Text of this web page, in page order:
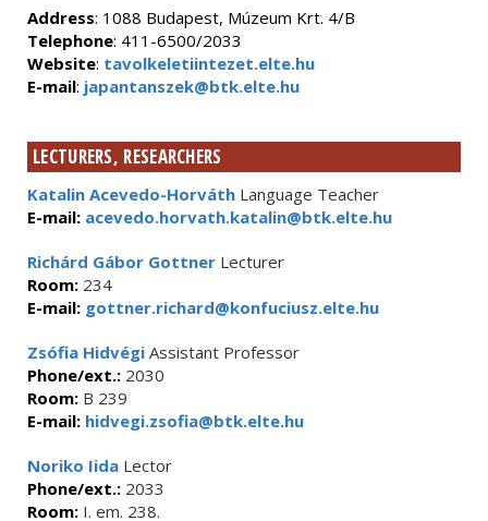
Address: 1088 Budapest, Múzeum Krt. 4/B
Telephone: 411-6500/2033
Website: tavolkeletiintezet.elte.hu
E-mail: japantanszek@btk.elte.hu
LECTURERS, RESEARCHERS
Katalin Acevedo-Horváth Language Teacher
E-mail: acevedo.horvath.katalin@btk.elte.hu
Richárd Gábor Gottner Lecturer
Room: 234
E-mail: gottner.richard@konfuciusz.elte.hu
Zsófia Hidvégi Assistant Professor
Phone/ext.: 2030
Room: B 239
E-mail: hidvegi.zsofia@btk.elte.hu
Noriko Iida Lector
Phone/ext.: 2033
Room: I. em. 238.